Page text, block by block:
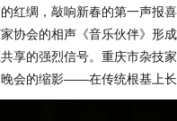
红绸，敲响新春的第一声报
协会的相声《音乐伙伴》形
享的强烈信号。重庆市杂技
会的缩影——在传统根基上长